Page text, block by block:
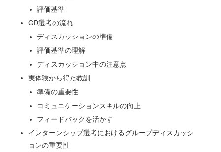
評価基準
GD選考の流れ
ディスカッションの準備
評価基準の理解
ディスカッション中の注意点
実体験から得た教訓
準備の重要性
コミュニケーションスキルの向上
フィードバックを活かす
インターンシップ選考におけるグループディスカッシ
ョンの重要性